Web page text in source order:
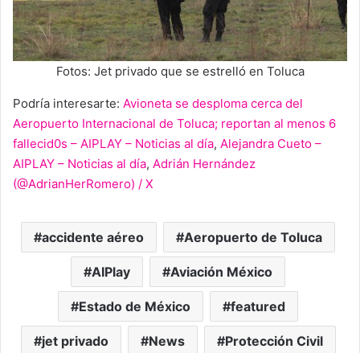
Fotos: Jet privado que se estrelló en Toluca
Podría interesarte: Avioneta se desploma cerca del
Aeropuerto Internacional de Toluca; reportan al menos 6
fallecid0s – AIPLAY – Noticias al día, Alejandra Cueto –
AIPLAY – Noticias al día, Adrián Hernández
(@AdrianHerRomero) / X
accidente aéreo Aeropuerto de Toluca
AIPlay Aviación México
Estado de México featured
jet privado News Protección Civil